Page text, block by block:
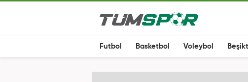
Futbol Basketbol Voleybol